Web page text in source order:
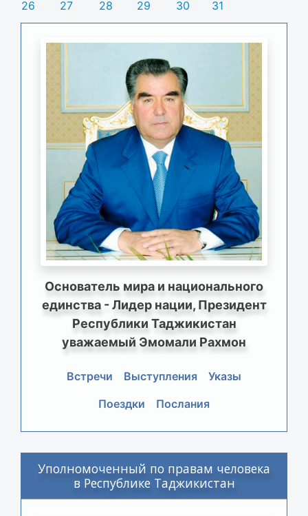
26 27 28 29 30 31
Основатель мира и национального
единства - Лидер нации, Президент
Республики Таджикистан
уважаемый Эмомали Рахмон
Встречи Выступления
Указы
Поездки
Послания
Уполномоченный по правам человека
в Республике Таджикистан